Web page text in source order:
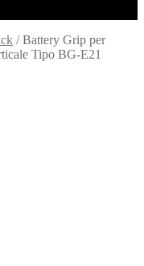
/Battery Grip per
Tipo BG-E21